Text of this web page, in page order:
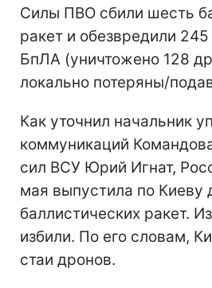
Силы ПВО сбили шесть
ракет и обезвредили
БпЛА (уничтожено 128
локально потеряны/
Как уточнил начальник
коммуникаций
сил ВСУ Юрий Игнат,
мая выпустила по Киеву
баллистических ракет.
избили. По его словам,
стаи дронов.